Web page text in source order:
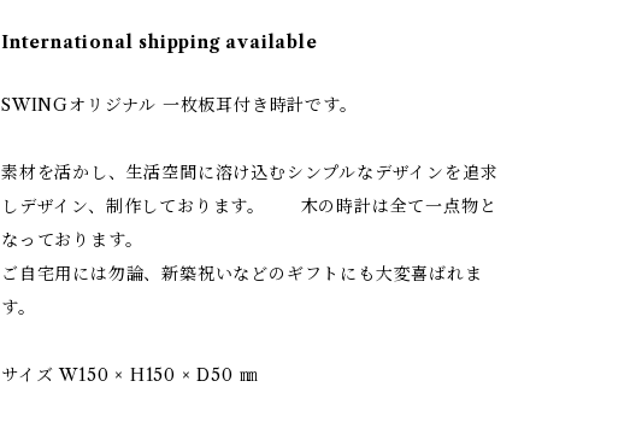
International shipping available
SWINGオリジナル 一枚板耳付き時計です。
素材を活かし、生活空間に溶け込むシンプルなデザインを追求
しデザイン、制作しております。 木の時計は全て一点物と
なっております。
ご自宅用には勿論、新築祝いなどのギフトにも大変喜ばれま
す。
サイズ W150 × H150 × D50 ㎜